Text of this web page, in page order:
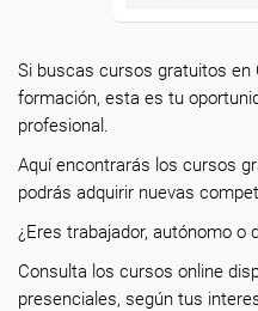
Si buscas cursos gratuitos
formación, esta es tu
profesional.
Aquí encontrarás los cursos
podrás adquirir nuevas
¿Eres trabajador, autónomo o
Consulta los cursos online
presenciales, según tus